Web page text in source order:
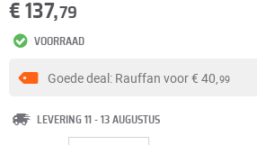
€ 137,79
VOORRAAD
Goede deal: Rauffan voor€ 40,99
LEVERING 11 - 13 AUGUSTUS